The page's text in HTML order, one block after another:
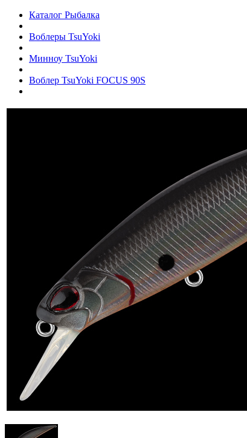
Каталог Рыбалка
Воблеры TsuYoki
Минноу TsuYoki
Воблер TsuYoki FOCUS 90S